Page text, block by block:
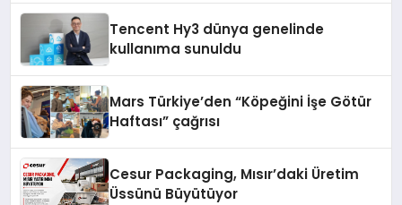
Tencent Hy3 dünya genelinde
kullanıma sunuldu
Mars Türkiye’den “Köpeğini İşe Götür
Haftası” çağrısı
Cesur Packaging, Mısır’daki Üretim
Üssünü Büyütüyor